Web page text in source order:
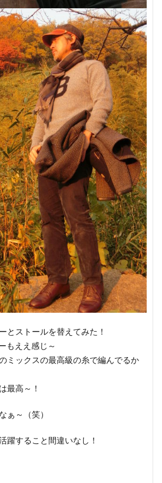
とストールを替えてみた！
もええ感じ～
ミックスの最高級の糸で編んでるか
最高～！
ぁ～（笑）
躍すること間違いなし！